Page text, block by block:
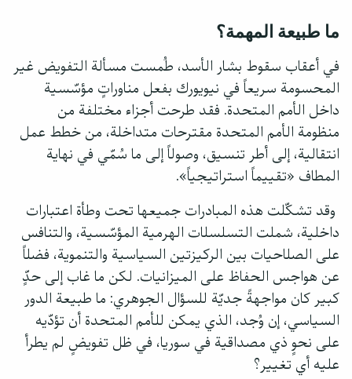
ما طبيعة المهمة؟
في أعقاب سقوط بشار الأسد، طُمست مسألة التفويض غير
المحسومة سريعاً في نيويورك بفعل مناوراتٍ مؤسّسية
داخل الأمم المتحدة. فقد طرحت أجزاء مختلفة من
منظومة الأمم المتحدة مقترحات متداخلة، من خطط عمل
انتقالية، إلى أطر تنسيق، وصولاً إلى ما سُمّي في نهاية
المطاف «تقييماً استراتيجياً».
وقد تشكّلت هذه المبادرات جميعها تحت وطأة اعتبارات
داخلية، شملت التسلسلات الهرمية المؤسّسية، والتنافس
على الصلاحيات بين الركيزتين السياسية والتنموية، فضلاً
عن هواجس الحفاظ على الميزانيات. لكن ما غاب إلى حدٍّ
كبير كان مواجهةً جديّة للسؤال الجوهري: ما طبيعة الدور
السياسي، إن وُجد، الذي يمكن للأمم المتحدة أن تؤدّيه
على نحوٍ ذي مصداقية في سوريا، في ظل تفويضٍ لم يطرأ
عليه أي تغيير؟